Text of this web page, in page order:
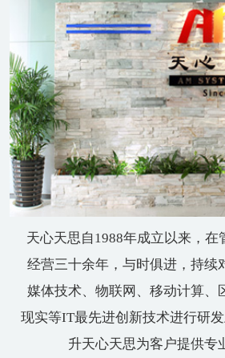
天心天思自1988年成立以来，
经营三十余年，与时俱进，持续
媒体技术、物联网、移动计算、
现实等IT最先进创新技术进行研
升天心天思为客户提供专